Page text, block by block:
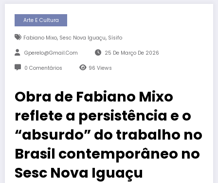
Arte E Cultura
Fabiano Mixo, Sesc Nova Iguaçu, Sísifo
Gperelo@gmail.com 25 De Março De 2026
0 Comentários 96 Views
Obra de Fabiano Mixo
reflete a persistência e o
“absurdo” do trabalho no
Brasil contemporâneo no
Sesc Nova Iguaçu